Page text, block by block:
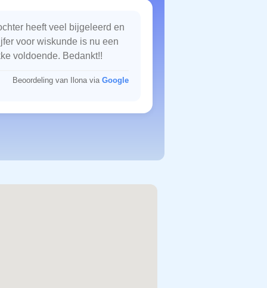
heeft veel bijgeleerd en
voor wiskunde is nu een
voldoende. Bedankt!!
Beoordeling van Ilona via Google